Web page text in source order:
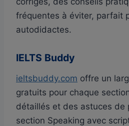
fréquentes à éviter, parfait
autodidactes.
IELTS Buddy
ieltsbuddy.com offre un
gratuits pour chaque
détaillés et des astuces de
section Speaking avec